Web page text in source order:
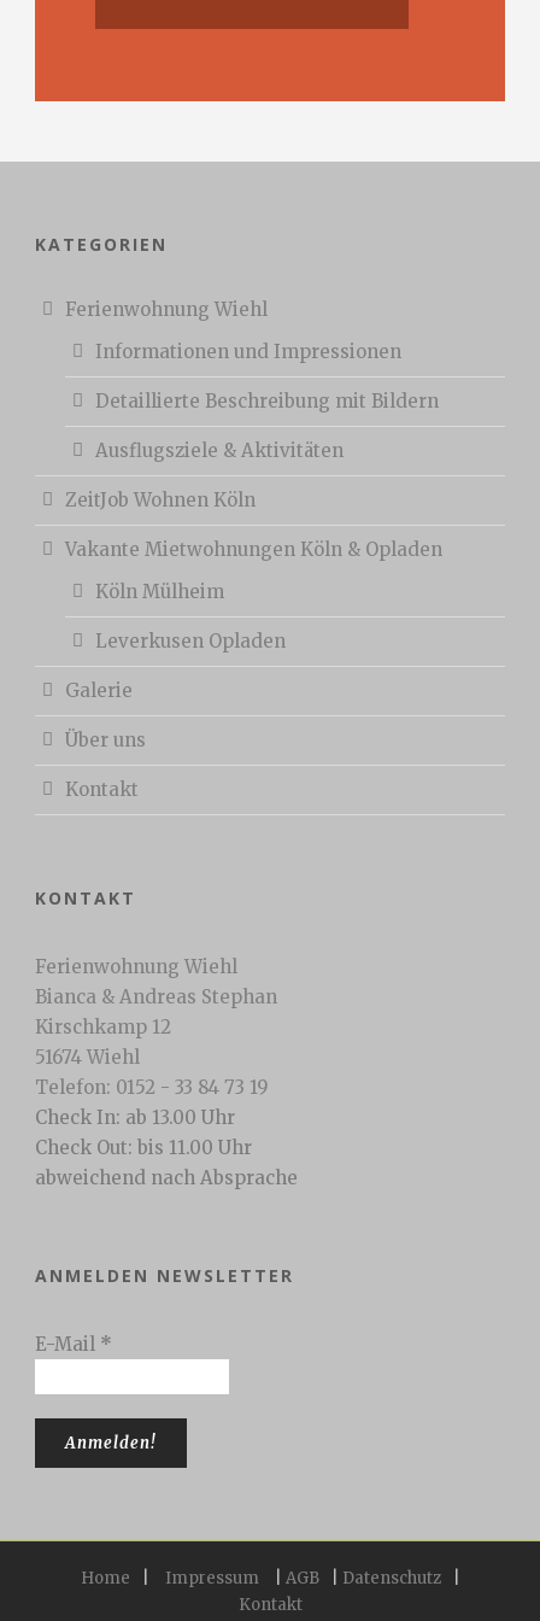
KATEGORIEN
Ferienwohnung Wiehl
Informationen und Impressionen
Detaillierte Beschreibung mit Bildern
Ausflugsziele & Aktivitäten
ZeitJob Wohnen Köln
Vakante Mietwohnungen Köln & Opladen
Köln Mülheim
Leverkusen Opladen
Galerie
Über uns
Kontakt
KONTAKT
Ferienwohnung Wiehl
Bianca & Andreas Stephan
Kirschkamp 12
51674 Wiehl
Telefon: 0152 - 33 84 73 19
Check In: ab 13.00 Uhr
Check Out: bis 11.00 Uhr
abweichend nach Absprache
ANMELDEN NEWSLETTER
E-Mail *
Home Impressum AGB Datenschutz
Kontakt